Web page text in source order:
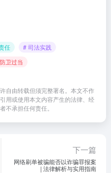
任
# 司法实践
卫过当
自由转载但须完整署名。本文不作
用或使用本文内容产生的法律、经
不承担任何责任。
下一篇
网络刷单被骗能否以诈骗罪报案
| 法律解析与实用指南